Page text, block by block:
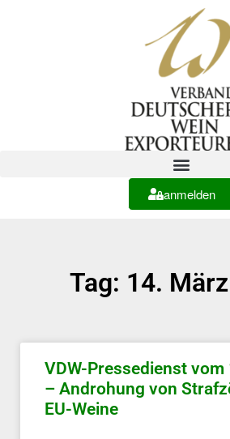
anmelden
Tag: 14.
VDW-Pressedienst
– Androhung von
EU-Weine